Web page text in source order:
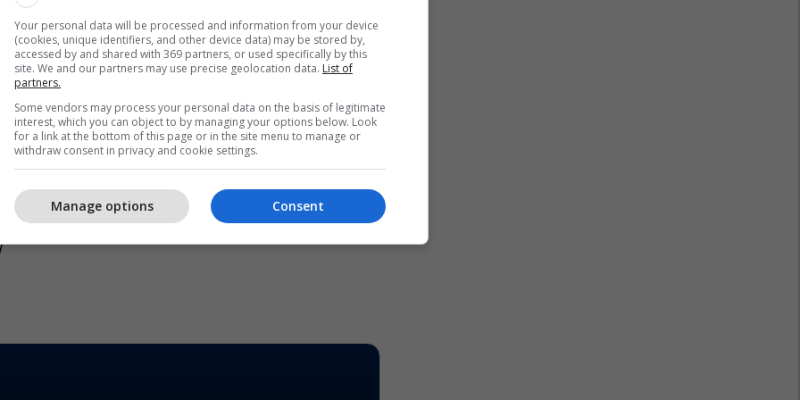
e OBRM-PDUKM-së do ta shfrytëzojnë të
por kjo të mos kthehet në vonesë të pafundme,
Qeveri funksionale dhe shumicë stabile”, tha
së tha se pretendimet e opozitës se qeveria nuk
pabaza dhe i bëri thirrje që nëse vërtet besojnë
debatin që të kalojmë në votim dhe të shohim
Your personal data will be processed and information from your device
(cookies, unique identifiers, and other device data) may be stored by,
accessed by and shared with 369 partners, or used specifically by this
site. We and our partners may use precise geolocation data. List of
partners.
Some vendors may process your personal data on the basis of legitimate
interest, which you can object to by managing your options below. Look
for a link at the bottom of this page or in the site menu to manage or
withdraw consent in privacy and cookie settings.
Consent
Manage options